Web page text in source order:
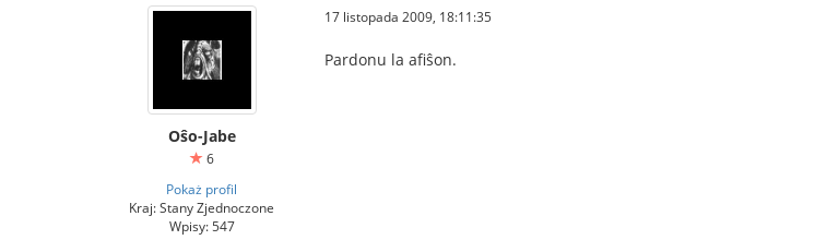
Oŝo-Jabe
6
Pokaż profil
Kraj: Stany Zjednoczone
Wpisy: 547
17 listopada 2009, 18:11:35
Pardonu la afiŝon.